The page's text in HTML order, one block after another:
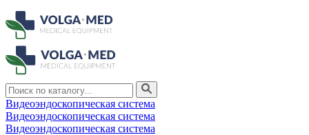
Видеоэндоскопическая система
Видеоэндоскопическая система
Видеоэндоскопическая система